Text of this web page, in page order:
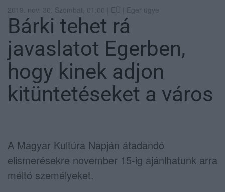
2019. nov. 30. Szombat, 01:00 | EÜ | Eger ügye
Bárki tehet rá
javaslatot Egerben,
hogy kinek adjon
kitüntetéseket a város
A Magyar Kultúra Napján átadandó
elismerésekre november 15-ig ajánlhatunk arra
méltó személyeket.